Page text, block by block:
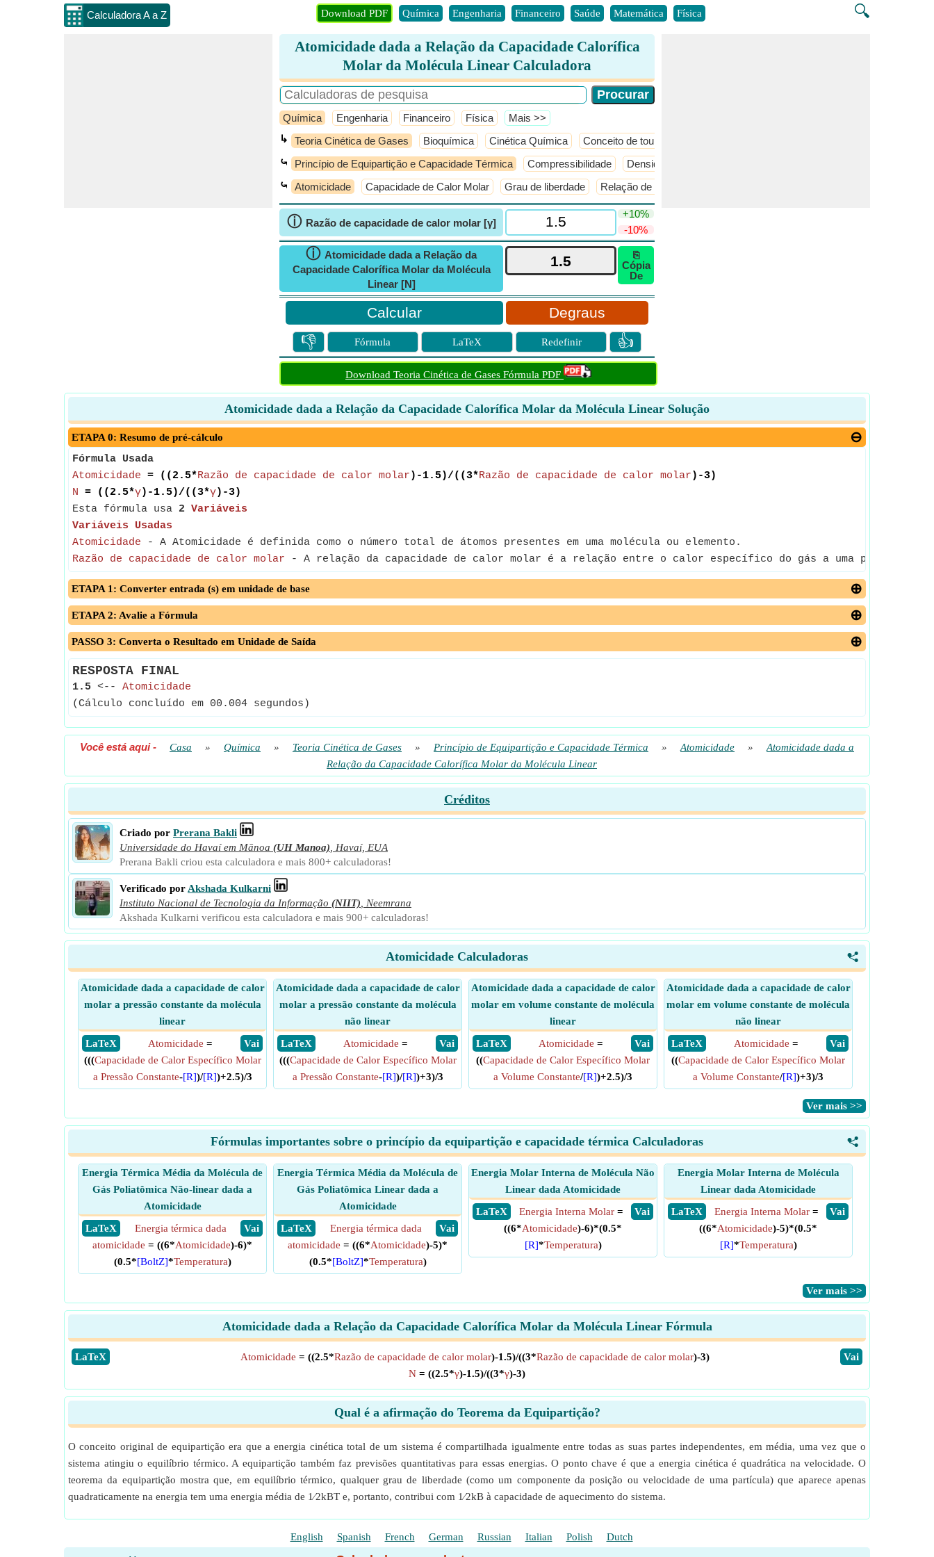
Calculadora A a Z 🔍
Download PDF Química Engenharia Financeiro Saúde Matemática Física
Atomicidade dada a Relação da Capacidade Calorífica
Molar da Molécula Linear Calculadora
Química Engenharia Financeiro Física ​Mais >>
↳ Teoria Cinética de Gases Bioquímica Cinética Química Conceito de toupeira e estequiometria
⤿ Princípio de Equipartição e Capacidade Térmica Compressibilidade Densidade do Gás
⤿ Atomicidade Capacidade de Calor Molar Grau de liberdade Relação de capacidade térmica molar
ⓘ Razão de capacidade de calor molar [γ]
+10%
-10%
ⓘ Atomicidade dada a Relação da
Capacidade Calorífica Molar da Molécula
Linear [N]
⎘
Cópia
De
Degraus
👎 Fórmula LaTeX Redefinir 👍
Download Teoria Cinética de Gases Fórmula PDF
Atomicidade dada a Relação da Capacidade Calorífica Molar da Molécula Linear Solução
ETAPA 0: Resumo de pré-cálculo
Fórmula Usada
Atomicidade = ((2.5*Razão de capacidade de calor molar )-1.5)/((3*Razão de capacidade de calor molar )-3)
N = ((2.5*γ)-1.5)/((3*γ)-3)
Esta fórmula usa 2 Variáveis
Variáveis Usadas
Atomicidade - A Atomicidade é definida como o número total de átomos presentes em uma molécula ou elemento.
Razão de capacidade de calor molar - A relação da capacidade de calor molar é a relação entre o calor específico do gás a uma pressão
ETAPA 1: Converter entrada (s) em unidade de base
ETAPA 2: Avalie a Fórmula
PASSO 3: Converta o Resultado em Unidade de Saída
RESPOSTA FINAL
1.5 <-- Atomicidade
(Cálculo concluído em 00.004 segundos)
Você está aqui- Casa » Química » Teoria Cinética de Gases » Princípio de Equipartição e Capacidade Térmica » Atomicidade »
Atomicidade dada a
Relação da Capacidade Calorífica Molar da Molécula Linear
Créditos
Criado por Prerana Bakli
Universidade do Havaí em Mānoa (UH Manoa)
Havaí, EUA
Prerana Bakli criou esta calculadora e mais 800+ calculadoras!
Verificado por Akshada Kulkarni
Instituto Nacional de Tecnologia da Informação (NIIT)
Neemrana
Akshada Kulkarni verificou esta calculadora e mais 900+ calculadoras!
<
Atomicidade Calculadoras
Atomicidade dada a capacidade de calor
molar a pressão constante da molécula
linear
​ LaTeX
​ Vai
Atomicidade =
(((Capacidade de Calor Específico Molar
a Pressão Constante-[R])/[R])+2.5)/3
Atomicidade dada a capacidade de calor
molar a pressão constante da molécula
não linear
​ LaTeX
​ Vai
Atomicidade =
(((Capacidade de Calor Específico Molar
a Pressão Constante-[R])/[R])+3)/3
Atomicidade dada a capacidade de calor
molar em volume constante de molécula
linear
​ LaTeX
​ Vai
Atomicidade =
((Capacidade de Calor Específico Molar
a Volume Constante/[R])+2.5)/3
Atomicidade dada a capacidade de calor
molar em volume constante de molécula
não linear
​ LaTeX
​ Vai
Atomicidade =
((Capacidade de Calor Específico Molar
a Volume Constante/[R])+3)/3
​Ver mais >>
<
Fórmulas importantes sobre o princípio da equipartição e capacidade térmica Calculadoras
Energia Térmica Média da Molécula de
Gás Poliatômica Não-linear dada a
Atomicidade
​ LaTeX
​ Vai
Energia térmica dada
atomicidade = ((6*Atomicidade)-6)*
(0.5*[BoltZ]*Temperatura)
Energia Térmica Média da Molécula de
Gás Poliatômica Linear dada a
Atomicidade
​ LaTeX
​ Vai
Energia térmica dada
atomicidade = ((6*Atomicidade)-5)*
(0.5*[BoltZ]*Temperatura)
Energia Molar Interna de Molécula Não
Linear dada Atomicidade
​ LaTeX
​ Vai
Energia Interna Molar=
((6*Atomicidade)-6)*(0.5*
[R]*Temperatura)
Energia Molar Interna de Molécula
Linear dada Atomicidade
​ LaTeX
​ Vai
Energia Interna Molar=
((6*Atomicidade)-5)*(0.5*
[R]*Temperatura)
​Ver mais >>
Atomicidade dada a Relação da Capacidade Calorífica Molar da Molécula Linear Fórmula
​LaTeX ​Vai
Atomicidade = ((2.5*Razão de capacidade de calor molar)-1.5)/((3*Razão de capacidade de calor molar)-3)
N = ((2.5*γ)-1.5)/((3*γ)-3)
Qual é a afirmação do Teorema da Equipartição?
O conceito original de equipartição era que a energia cinética total de um sistema é compartilhada igualmente entre todas as suas partes independentes, em média, uma vez que o
sistema atingiu o equilíbrio térmico. A equipartição também faz previsões quantitativas para essas energias. O ponto chave é que a energia cinética é quadrática na velocidade. O
teorema da equipartição mostra que, em equilíbrio térmico, qualquer grau de liberdade (como um componente da posição ou velocidade de uma partícula) que aparece apenas
quadraticamente na energia tem uma energia média de 1⁄2kBT e, portanto, contribui com 1⁄2kB à capacidade de aquecimento do sistema.
English Spanish French German Russian Italian Polish Dutch